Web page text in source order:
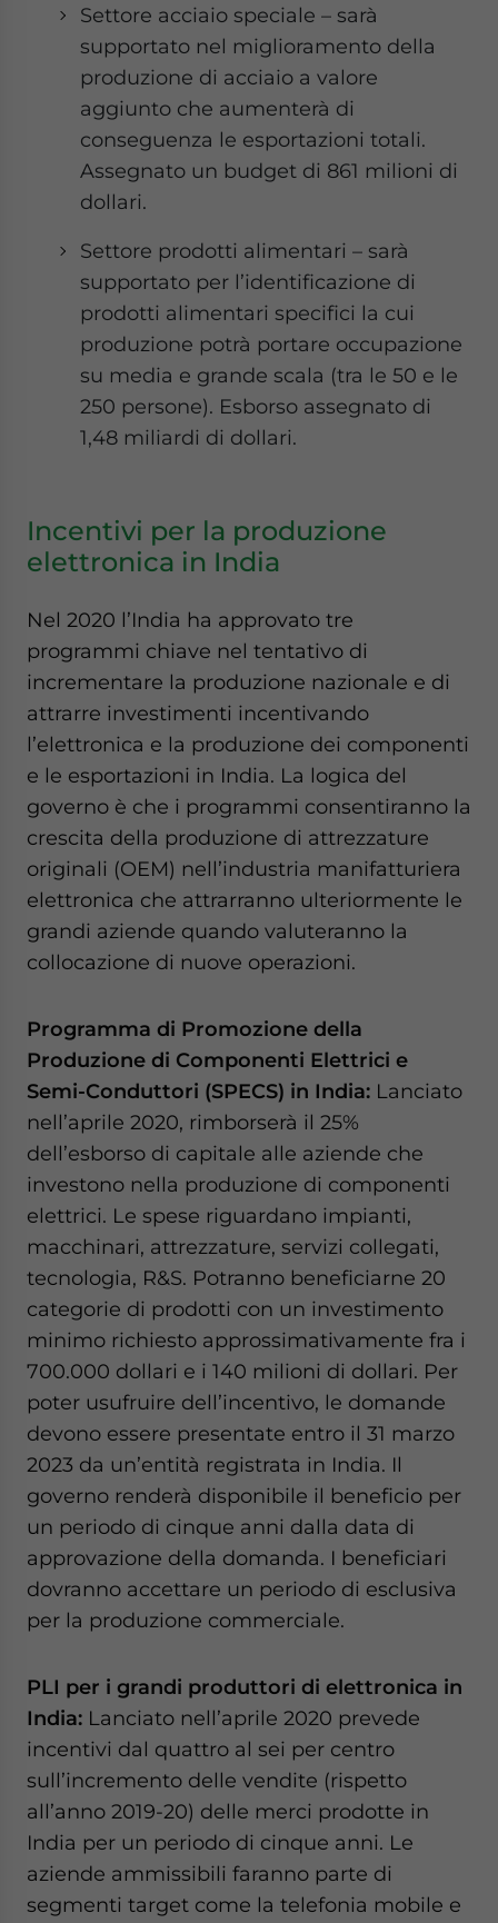
Settore acciaio speciale – sarà
supportato nel miglioramento della
produzione di acciaio a valore
aggiunto che aumenterà di
conseguenza le esportazioni totali.
Assegnato un budget di 861 milioni di
dollari.
Settore prodotti alimentari – sarà
supportato per l’identificazione di
prodotti alimentari specifici la cui
produzione potrà portare occupazione
su media e grande scala (tra le 50 e le
250 persone). Esborso assegnato di
1,48 miliardi di dollari.
Incentivi per la produzione
elettronica in India
Nel 2020 l’India ha approvato tre
programmi chiave nel tentativo di
incrementare la produzione nazionale e di
attrarre investimenti incentivando
l’elettronica e la produzione dei componenti
e le esportazioni in India. La logica del
governo è che i programmi consentiranno la
crescita della produzione di attrezzature
originali (OEM) nell’industria manifatturiera
elettronica che attrarranno ulteriormente le
grandi aziende quando valuteranno la
collocazione di nuove operazioni.
Programma di Promozione della
Produzione di Componenti Elettrici e
Semi-Conduttori (SPECS) in India: Lanciato
nell’aprile 2020, rimborserà il 25%
dell’esborso di capitale alle aziende che
investono nella produzione di componenti
elettrici. Le spese riguardano impianti,
macchinari, attrezzature, servizi collegati,
tecnologia, R&S. Potranno beneficiarne 20
categorie di prodotti con un investimento
minimo richiesto approssimativamente fra i
700.000 dollari e i 140 milioni di dollari. Per
poter usufruire dell’incentivo, le domande
devono essere presentate entro il 31 marzo
2023 da un’entità registrata in India. Il
governo renderà disponibile il beneficio per
un periodo di cinque anni dalla data di
approvazione della domanda. I beneficiari
dovranno accettare un periodo di esclusiva
per la produzione commerciale.
PLI per i grandi produttori di elettronica in
India: Lanciato nell’aprile 2020 prevede
incentivi dal quattro al sei per centro
sull’incremento delle vendite (rispetto
all’anno 2019-20) delle merci prodotte in
India per un periodo di cinque anni. Le
aziende ammissibili faranno parte di
segmenti target come la telefonia mobile e